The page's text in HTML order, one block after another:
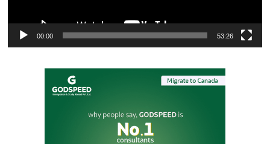
00:00 53:26